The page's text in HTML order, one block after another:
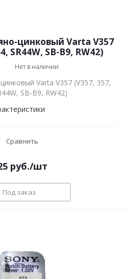
цинковый Varta V357
SR44W, SB-B9, RW42)
Нет в наличии
Varta V357 (V357, 357,
SB-B9, RW42)
Сравнить
руб./шт
Под заказ